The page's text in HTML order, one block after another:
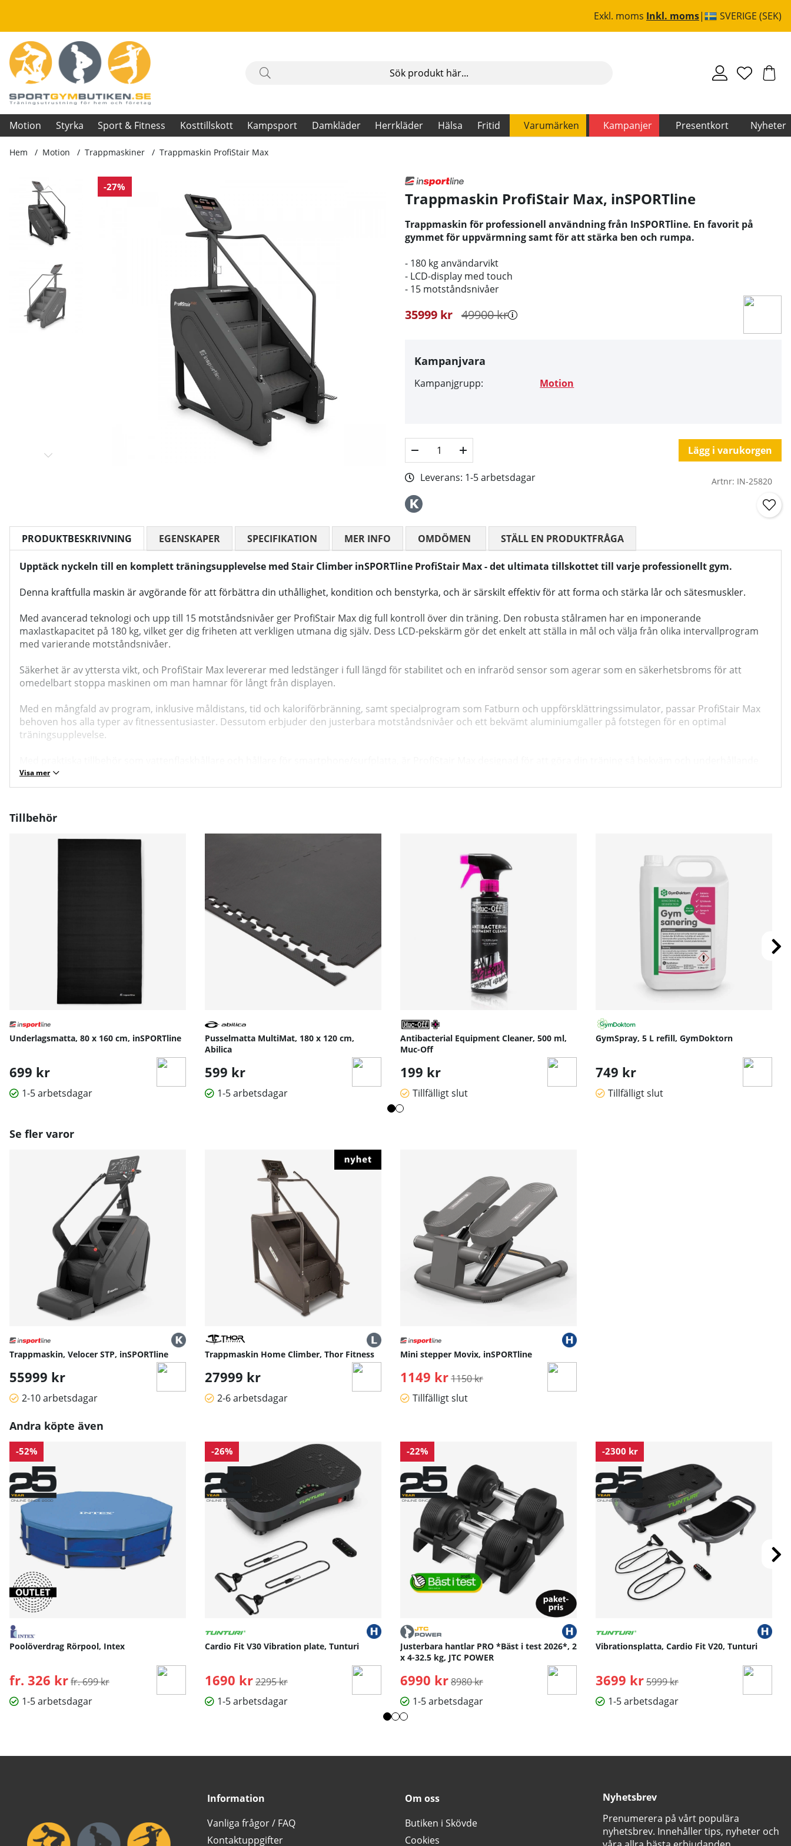
Exkl. moms Inkl. moms SVERIGE (SEK)
Motion Styrka Sport & Fitness Kosttillskott Kampsport Damkläder Herrkläder Hälsa Fritid Varumärken Kampanjer Presentkort Nyheter
Hem Motion Trappmaskiner Trappmaskin ProfiStair Max
-27%
Produktbilder Trappmaskin ProfiStair Max
Trappmaskin ProfiStair Max, inSPORTline
Trappmaskin för professionell användning från InSPORTline. En favorit på
gymmet för uppvärmning samt för att stärka ben och rumpa.
- 180 kg användarvikt
- LCD-display med touch
- 15 motståndsnivåer
49900kr
35999 kr
Kampanjvara
Kampanjgrupp: Motion
Lägg i varukorgen
Leverans: 1-5 arbetsdagar Artnr: IN-25820
PRODUKTBESKRIVNING
Upptäck nyckeln till en komplett träningsupplevelse med Stair Climber inSPORTline ProfiStair Max - det ultimata tillskottet till varje professionellt gym.
Denna kraftfulla maskin är avgörande för att förbättra din uthållighet, kondition och benstyrka, och är särskilt effektiv för att forma och stärka lår och sätesmuskler.
Med avancerad teknologi och upp till 15 motståndsnivåer ger ProfiStair Max dig full kontroll över din träning. Den robusta stålramen har en imponerande
maxlastkapacitet på 180 kg, vilket ger dig friheten att verkligen utmana dig själv. Dess LCD-pekskärm gör det enkelt att ställa in mål och välja från olika intervallprogram
med varierande motståndsnivåer.
Säkerhet är av yttersta vikt, och ProfiStair Max levererar med ledstänger i full längd för stabilitet och en infraröd sensor som agerar som en säkerhetsbroms för att
omedelbart stoppa maskinen om man hamnar för långt från displayen.
Med en mångfald av program, inklusive måldistans, tid och kaloriförbränning, samt specialprogram som Fatburn och uppförsklättringssimulator, passar ProfiStair Max
behoven hos alla typer av fitnessentusiaster. Dessutom erbjuder den justerbara motståndsnivåer och ett bekvämt aluminiumgaller på fotstegen för en optimal
träningsupplevelse.
som möjligt. Uppgradera ditt gym med den perfekta kombinationen av prestanda och komfort med Stair Climber inSPORTline ProfiStair Max.
Visa mer
EGENSKAPER SPECIFIKATION MER INFO OMDÖMEN MEDELBETYG 0 AV 5 ANTAL BETYG 0
STÄLL EN PRODUKTFRÅGA
Tillbehör
Underlagsmatta, 80 x 160 cm, inSPORTline
699 kr
1-5 arbetsdagar
Pusselmatta MultiMat, 180 x 120 cm,
Abilica
599 kr
1-5 arbetsdagar
Antibacterial Equipment Cleaner, 500 ml,
Muc-Off
199 kr
Tillfälligt slut
GymSpray, 5 L refill, GymDoktorn
749 kr
Tillfälligt slut
Se fler varor
Trappmaskin, Velocer STP, inSPORTline
55999 kr
2-10 arbetsdagar
Trappmaskin Home Climber, Thor Fitness
27999 kr
2-6 arbetsdagar
Mini stepper Movix, inSPORTline
1149 kr Ordinarie pris:
1150 kr
Tillfälligt slut
Andra köpte även
-52%
Poolöverdrag Rörpool, Intex
fr. 326 krOrdinarie pris:
fr. 699 kr
1-5 arbetsdagar
-26%
Cardio Fit V30 Vibration plate, Tunturi
1690 kr Ordinarie pris:
2295 kr
1-5 arbetsdagar
-22%
Justerbara hantlar PRO *Bäst i test 2026*, 2
x 4-32.5 kg, JTC POWER
6990 kr Ordinarie pris:
8980 kr
1-5 arbetsdagar
-2300 kr
Vibrationsplatta, Cardio Fit V20, Tunturi
3699 kr Ordinarie pris:
5999 kr
1-5 arbetsdagar
Information
Vanliga frågor / FAQ
Kontaktuppgifter
Om oss
Butiken i Skövde
Cookies
Nyhetsbrev
Prenumerera på vårt populära
nyhetsbrev. Innehåller tips, nyheter och